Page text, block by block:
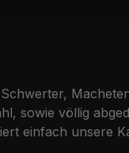
sowie völlig
einfach unsere